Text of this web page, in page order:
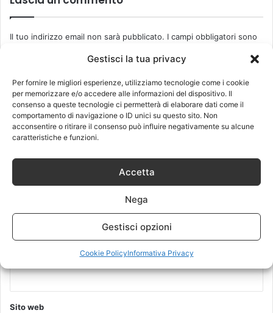
Gestisci la tua privacy
Per fornire le migliori esperienze, utilizziamo tecnologie come i cookie
per memorizzare e/o accedere alle informazioni del dispositivo. Il
consenso a queste tecnologie ci permetterà di elaborare dati come il
comportamento di navigazione o ID unici su questo sito. Non
acconsentire o ritirare il consenso può influire negativamente su alcune
caratteristiche e funzioni.
Accetta
Nega
Gestisci opzioni
Cookie PolicyInformativa Privacy
Il tuo indirizzo email non sarà pubblicato. I campi obbligatori sono
o
m
m
n
t
*
Sito web